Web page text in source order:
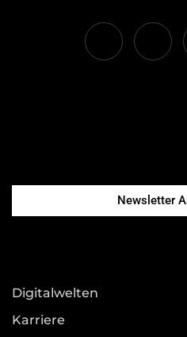
Newsletter
Digitalwelten
Karriere